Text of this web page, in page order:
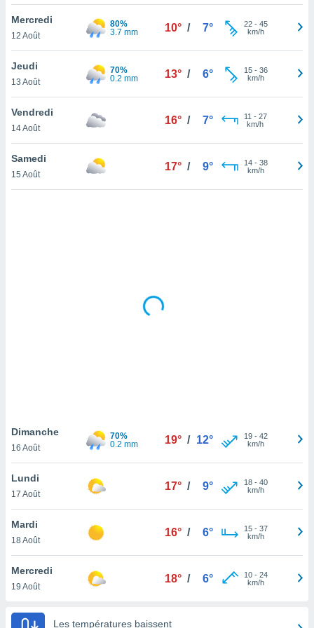
votre
à
en
le
notre
que
et que
Mercredi
12 Août
80%
3.7 mm
10° / 7° 22- 45
km/h
Jeudi
13 Août
70%
0.2 mm
13° / 6° 15- 36
km/h
Vendredi
14 Août
16° / 7° 11 - 27
km/h
Samedi
15 Août
17° / 9° 14- 38
km/h
Dimanche
16 Août
70%
0.2 mm
19° / 12° 19- 42
km/h
Lundi
17 Août
17° / 9° 18- 40
km/h
Mardi
18 Août
16° / 6° 15- 37
km/h
Mercredi
19 Août
18° / 6° 10- 24
km/h
Les températures baissent